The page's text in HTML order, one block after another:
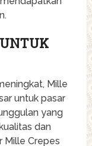
UNTUK
Mille
untuk pasar
yang
dan
Mille Crepes